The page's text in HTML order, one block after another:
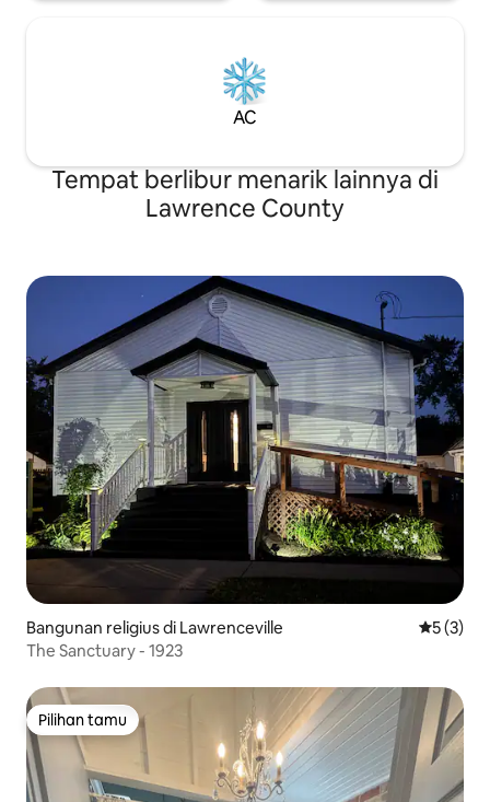
AC
Tempat berlibur menarik lainnya di
Lawrence County
Bangunan religius di Lawrenceville Nilai
5 (3)
The Sanctuary - 1923
Pilihan tamu
Pilihan tamu